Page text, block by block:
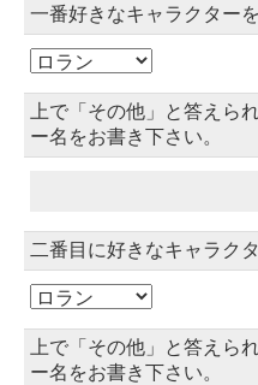
一番好きなキャラクター
上で「その他」と答えら
ー名をお書き下さい。
二番目に好きなキャラク
上で「その他」と答えら
ー名をお書き下さい。